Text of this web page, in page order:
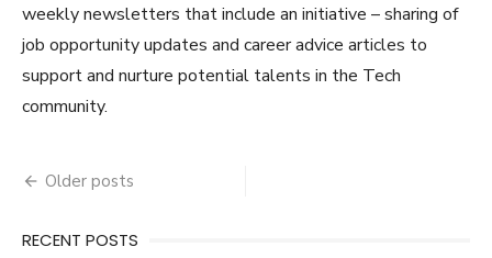
weekly newsletters that include an initiative – sharing of
job opportunity updates and career advice articles to
support and nurture potential talents in the Tech
community.
Posts
Older posts
RECENT POSTS